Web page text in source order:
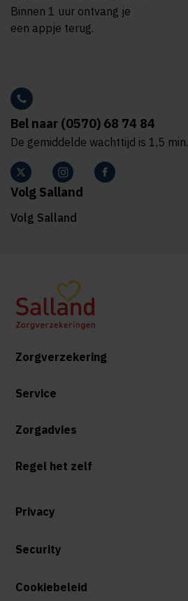
Binnen 1 uur ontvang je
een appje terug.
Bel naar (0570) 68 74 84
De gemiddelde wachttijd is 1,5 min.
Volg Salland
Volg Salland
Zorgverzekering
Service
Zorgadvies
Regel het zelf
Privacy
Security
Cookiebeleid